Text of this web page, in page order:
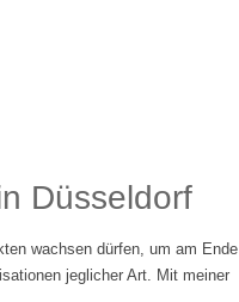
Düsseldorf
wachsen dürfen, um am Ende
jeglicher Art. Mit meiner